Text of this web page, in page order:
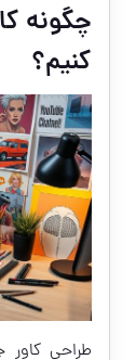
چگونه
کنیم؟
طراحی